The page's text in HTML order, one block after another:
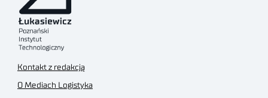
Kontakt z redakcją
O Mediach Logistyka